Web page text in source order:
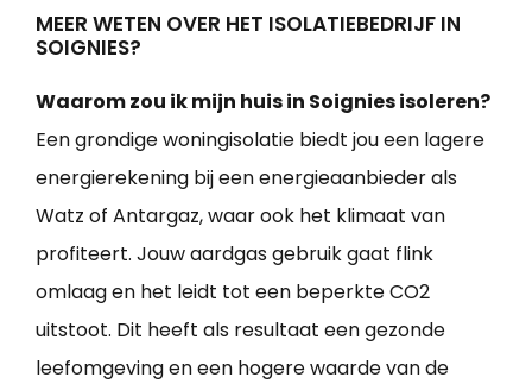
MEER WETEN OVER HET ISOLATIEBEDRIJF IN
SOIGNIES?
Waarom zou ik mijn huis in Soignies isoleren?
Een grondige woningisolatie biedt jou een lagere
energierekening bij een energieaanbieder als
Watz of Antargaz, waar ook het klimaat van
profiteert. Jouw aardgas gebruik gaat flink
omlaag en het leidt tot een beperkte CO2
uitstoot. Dit heeft als resultaat een gezonde
leefomgeving en een hogere waarde van de